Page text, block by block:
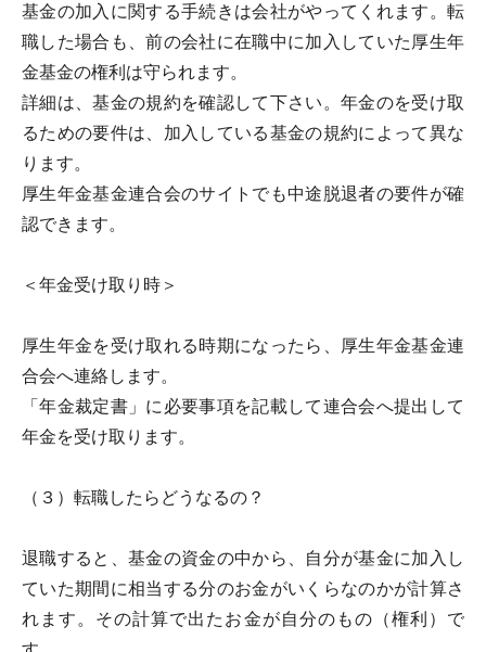
基金の加入に関する手続きは会社がやってくれます。転
職した場合も、前の会社に在職中に加入していた厚生年
金基金の権利は守られます。
詳細は、基金の規約を確認して下さい。年金のを受け取
るための要件は、加入している基金の規約によって異な
ります。
厚生年金基金連合会のサイトでも中途脱退者の要件が確
認できます。
＜年金受け取り時＞
厚生年金を受け取れる時期になったら、厚生年金基金連
合会へ連絡します。
「年金裁定書」に必要事項を記載して連合会へ提出して
年金を受け取ります。
（３）転職したらどうなるの？
退職すると、基金の資金の中から、自分が基金に加入し
ていた期間に相当する分のお金がいくらなのかが計算さ
れます。その計算で出たお金が自分のもの（権利）で